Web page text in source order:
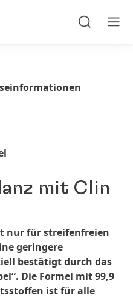
mit Clin
nur für streifenfreien
geringere
bestätigt durch das
Die Formel mit 99,9
ist für alle